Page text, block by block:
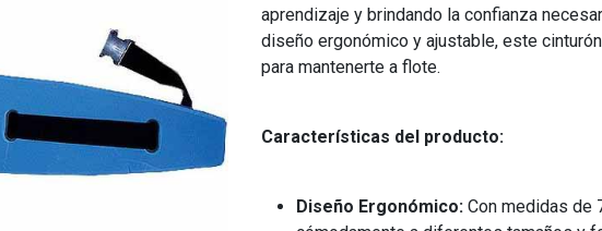
aprendizaje y brindando la confianza
diseño ergonómico y ajustable, este
para mantenerte a flote.
Características del producto:
Diseño Ergonómico: Con medidas de